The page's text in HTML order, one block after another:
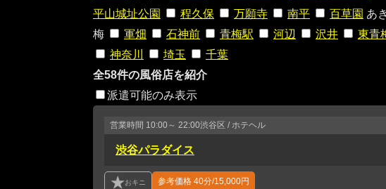
平山城址公園
程久保 万願寺 南平 百草園 あ
梅
軍畑 石神前 青梅駅 河辺 沢井 東青
神奈川
埼玉
千葉
全58件の風俗店を紹介
派遣可能のみ表示
営業時間 10:00～ 22:00渋谷区 / ホテヘル
渋谷パラダイス
参考価格 40分/15,000円